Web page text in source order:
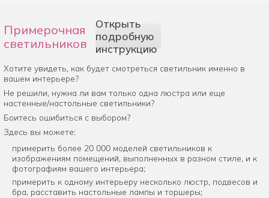
Примерочная
светильников
Открыть
подробную
инструкцию
Хотите увидеть, как будет смотреться светильник именно в
вашем интерьере?
Не решили, нужна ли вам только одна люстра или еще
настенные/настольные светильники?
Боитесь ошибиться с выбором?
Здесь вы можете:
примерить более 20 000 моделей светильников к
изображениям помещений, выполненных в разном стиле, и к
фотографиям вашего интерьера;
примерить к одному интерьеру несколько люстр, подвесов и
бра, расставить настольные лампы и торшеры;